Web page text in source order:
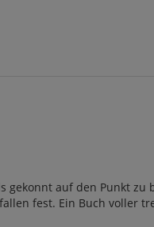
gekonnt auf den Punkt
fest. Ein Buch voller